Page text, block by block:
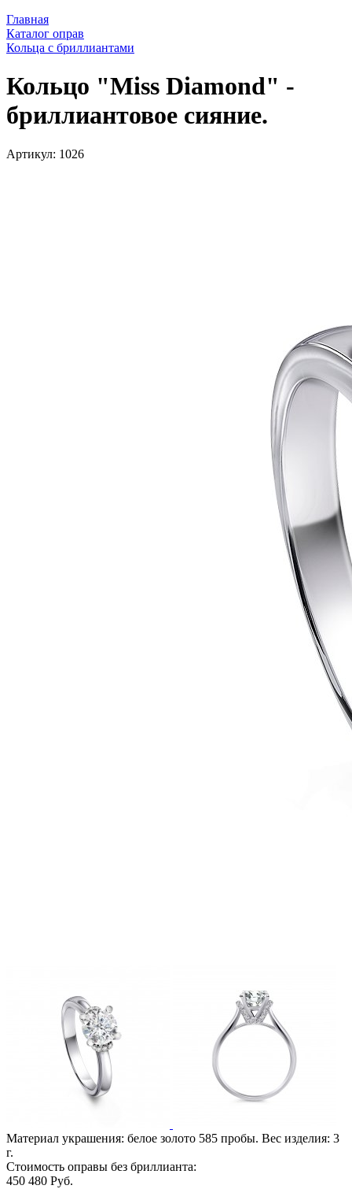
Главная
Каталог оправ
Кольца с бриллиантами
Кольцо "Miss Diamond" -
бриллиантовое сияние.
Артикул: 1026
Материал украшения: белое золото 585 пробы. Вес изделия: 3
г.
Стоимость оправы без бриллианта:
450 480 Руб.